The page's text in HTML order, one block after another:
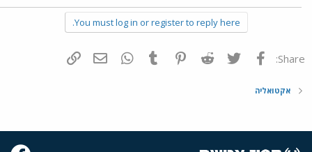
You must log in or register to reply here.
Share: פייסבוק Twitter
Reddit
Pinterest
Tumblr
WhatsAppדואר אלקטרוני
אקטואליה